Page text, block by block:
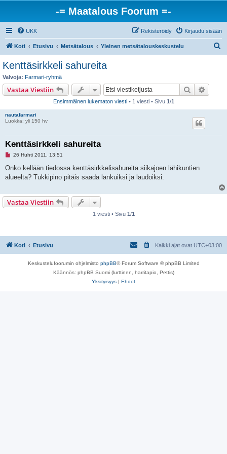
-= Maatalous Foorum =-
UKK Kirjaudu sisään
Rekisteröidy
Koti Etusivu Metsätalous Yleinen metsätalouskeskustelu
Kenttäsirkkeli sahureita
Valvoja: Farmari-ryhmä
Vastaa Viestiin Etsi
Ensimmäinen lukematon viesti• 1 viesti • Sivu 1/1
nautafarmari
Luokka: yli 150 hv
Kenttäsirkkeli sahureita
L
k
m
o
n
v
26 Huhti 2011, 13:51
Onko kellään tiedossa kenttäsirkkelisahureita siikajoen lähikuntien
alueelta? Tukkipino pitäis saada lankuiksi ja laudoiksi.
Vastaa Viestiin
1 viesti • Sivu 1/1
Koti Etusivu Kaikki ajat ovat UTC+03:00
Keskustelufoorumin ohjelmisto phpBB® Forum Software © phpBB Limited
Käännös: phpBB Suomi (lurttinen, harritapio, Pettis)
Yksityisyys | Ehdot